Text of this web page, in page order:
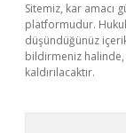
Sitemiz, kar amacı
platformudur.
düşündüğünüz
bildirmeniz
kaldırılacaktır.